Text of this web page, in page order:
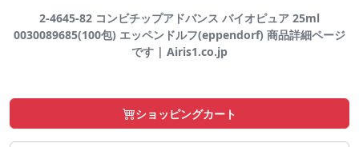
2-4645-82 コンビチップアドバンス バイオピュア 25ml
0030089685(100包) エッペンドルフ(eppendorf) 商品詳細ページ
です | Airis1.co.jp
ショッピングカート